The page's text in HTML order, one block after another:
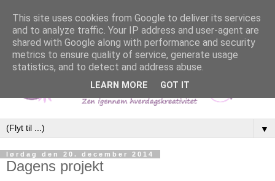
▼
lørdag den 20. december 2014
Dagens projekt
This site uses cookies from Google to deliver its services
and to analyze traffic. Your IP address and user-agent are
shared with Google along with performance and security
metrics to ensure quality of service, generate usage
statistics, and to detect and address abuse.
LEARN MORE GOT IT